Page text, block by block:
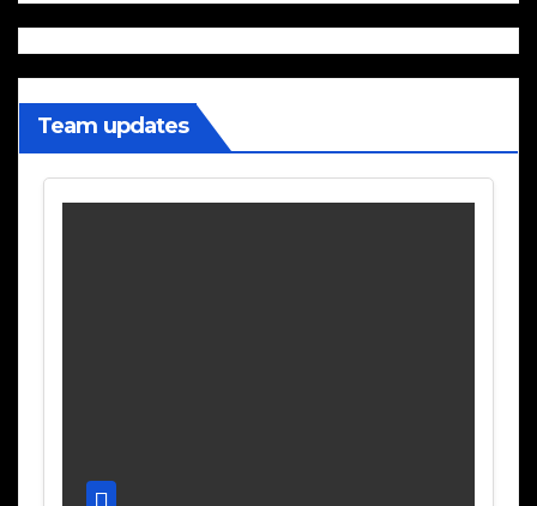
Team updates